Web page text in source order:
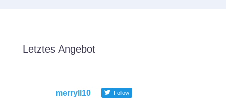
Letztes Angebot
merryll10 Follow